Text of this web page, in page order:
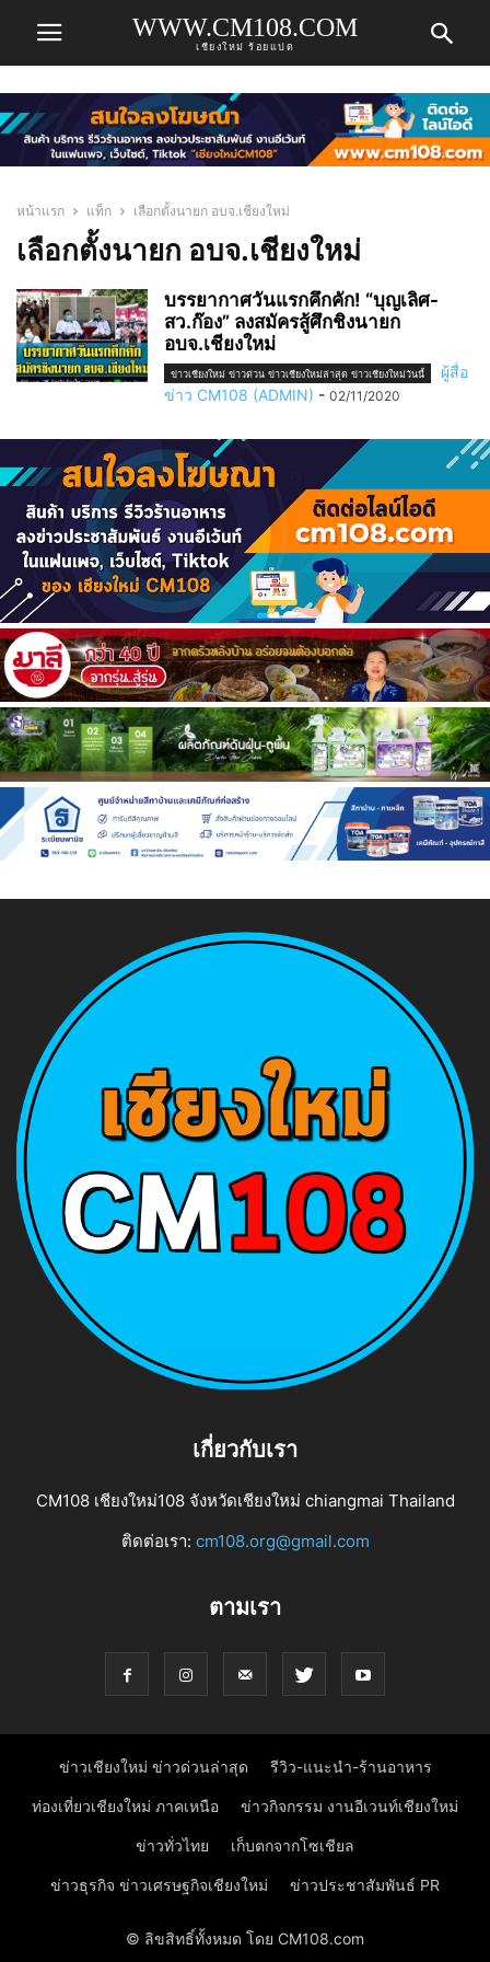
WWW.CM108.COM
เชียงใหม่ ร้อยแปด
หน้าแรก แท็ก เลือกตั้งนายก อบจ.เชียงใหม่
เลือกตั้งนายก อบจ.เชียงใหม่
บรรยากาศวันแรกคึกคัก! “บุญเลิศ-
สว.ก๊อง” ลงสมัครสู้ศึกชิงนายก
อบจ.เชียงใหม่
ข่าวเชียงใหม่ ข่าวด่วน ข่าวเชียงใหม่ล่าสุด ข่าวเชียงใหม่วันนี้
ผู้สื่อ
ข่าว CM108 (ADMIN) - 02/11/2020
เกี่ยวกับเรา
CM108 เชียงใหม่108 จังหวัดเชียงใหม่ chiangmai Thailand
ติดต่อเรา: cm108.org@gmail.com
ตามเรา
ข่าวเชียงใหม่ ข่าวด่วนล่าสุด รีวิว-แนะนำ-ร้านอาหาร
ท่องเที่ยวเชียงใหม่ ภาคเหนือ ข่าวกิจกรรม งานอีเวนท์เชียงใหม่
ข่าวทั่วไทย เก็บตกจากโซเชียล
ข่าวธุรกิจ ข่าวเศรษฐกิจเชียงใหม่ ข่าวประชาสัมพันธ์ PR
© ลิขสิทธิ์ทั้งหมด โดย CM108.com